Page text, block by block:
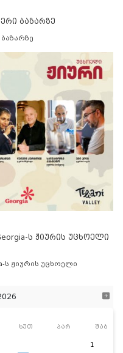
ბაზარზე
Georgia-ს ჟიურის უცხოელი
ს ჟიურის უცხოელი
ხუთ პარ შაბ
1